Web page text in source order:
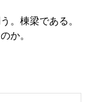
。棟梁である。
か。